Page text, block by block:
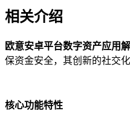
相关介绍
欧意安卓平台数字资产应用
保资金安全，其创新的社交
核心功能特性